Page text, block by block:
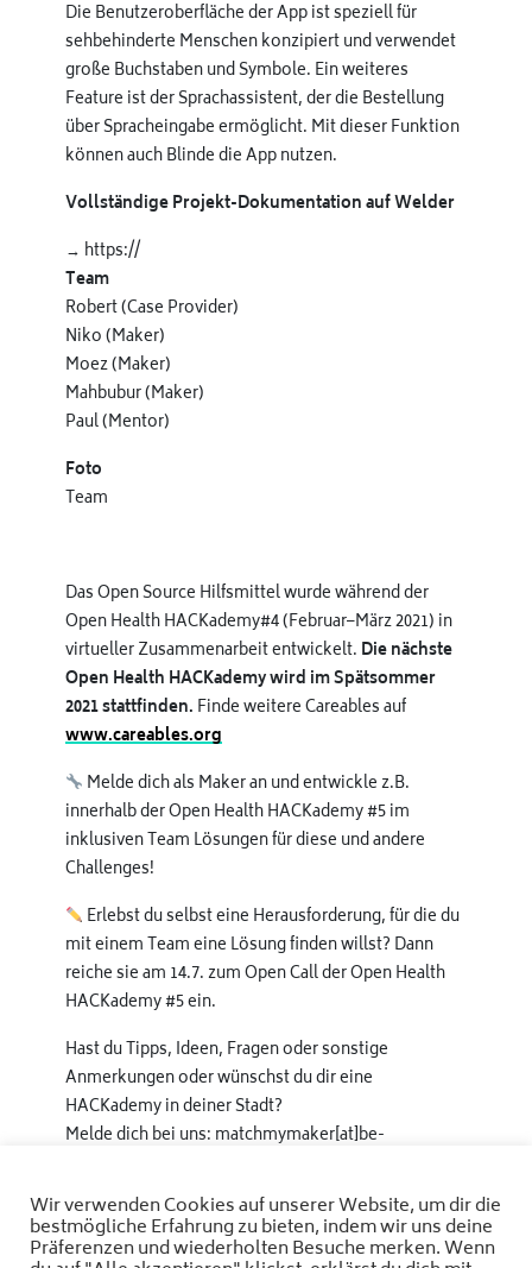
Die Benutzeroberfläche der App ist speziell für
sehbehinderte Menschen konzipiert und verwendet
große Buchstaben und Symbole. Ein weiteres
Feature ist der Sprachassistent, der die Bestellung
über Spracheingabe ermöglicht. Mit dieser Funktion
können auch Blinde die App nutzen.
Vollständige Projekt-Dokumentation auf Welder
→ https://
Team
Robert (Case Provider)
Niko (Maker)
Moez (Maker)
Mahbubur (Maker)
Paul (Mentor)
Foto
Team
Das Open Source Hilfsmittel wurde während der
Open Health HACKademy#4 (Februar–März 2021) in
virtueller Zusammenarbeit entwickelt. Die nächste
Open Health HACKademy wird im Spätsommer
2021 stattfinden. Finde weitere Careables auf
www.careables.org
Melde dich als Maker an und entwickle z.B.
innerhalb der Open Health HACKademy #5 im
inklusiven Team Lösungen für diese und andere
Challenges!
Erlebst du selbst eine Herausforderung, für die du
mit einem Team eine Lösung finden willst? Dann
reiche sie am 14.7. zum Open Call der Open Health
HACKademy #5 ein.
Hast du Tipps, Ideen, Fragen oder sonstige
Anmerkungen oder wünschst du dir eine
HACKademy in deiner Stadt?
Melde dich bei uns: matchmymaker[at]be-
Wir verwenden Cookies auf unserer Website, um dir die
bestmögliche Erfahrung zu bieten, indem wir uns deine
Präferenzen und wiederholten Besuche merken. Wenn